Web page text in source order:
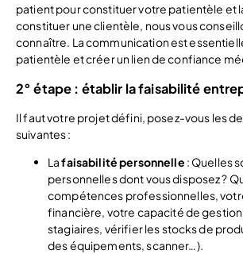
patient pour constituer votre patientèle et
constituer une clientèle, nous vous
connaître. La communication est
patientèle et créer un lien de confiance
2° étape : établir la faisabilité
Il faut votre projet défini, posez-vous les
suivantes :
Lafaisabilitépersonnelle : Quelles
personnelles dont vous disposez ?
compétences professionnelles,
financière, votre capacité de gestion
stagiaires, vérifier les stocks de
des équipements, scanner…).